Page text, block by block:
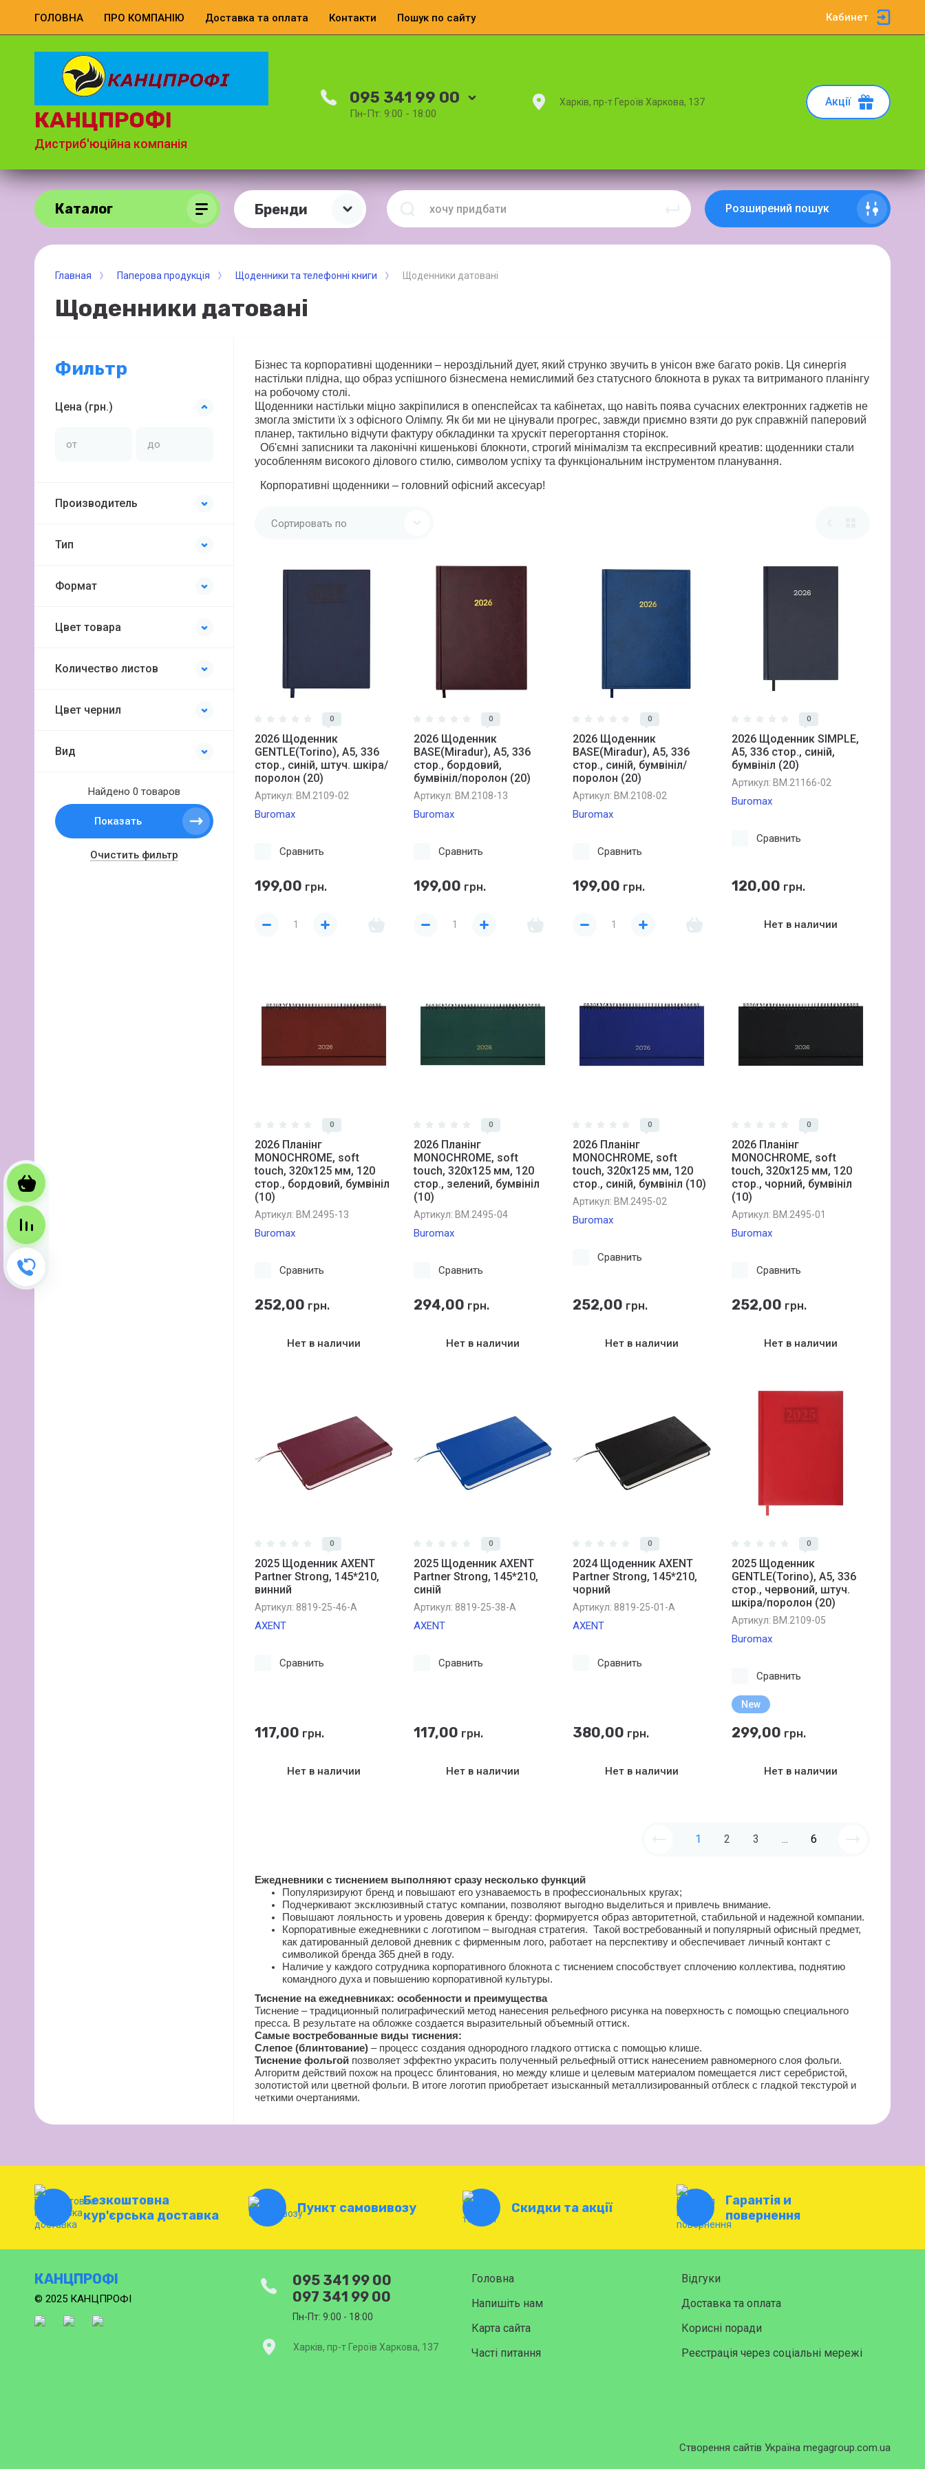
ГОЛОВНА ПРО КОМПАНІЮ Доставка та оплата Контакти Пошук по сайту Кабинет
КАНЦПРОФІ
Дистриб'юційна компанія
095 341 99 00
Пн-Пт: 9:00 - 18:00
Харків, пр-т Героїв Харкова, 137 Акції
Каталог Бренди Розширений пошук
Главная Паперова продукція Щоденники та телефонні книги Щоденники датовані
Щоденники датовані
Фильтр
Цена (грн.)
Производитель
Тип
Формат
Цвет товара
Количество листов
Цвет чернил
Вид
Найдено 0 товаров
Показать
Очистить фильтр
Бізнес та корпоративні щоденники – нероздільний дует, який струнко звучить в унісон вже багато років. Ця синергія
настільки плідна, що образ успішного бізнесмена немислимий без статусного блокнота в руках та витриманого планінгу
на робочому столі.
Щоденники настільки міцно закріпилися в опенспейсах та кабінетах, що навіть поява сучасних електронних гаджетів не
змогла змістити їх з офісного Олімпу. Як би ми не цінували прогрес, завжди приємно взяти до рук справжній паперовий
планер, тактильно відчути фактуру обкладинки та хрускіт перегортання сторінок.
Об'ємні записники та лаконічні кишенькові блокноти, строгий мінімалізм та експресивний креатив: щоденники стали
уособленням високого ділового стилю, символом успіху та функціональним інструментом планування.
Корпоративні щоденники – головний офісний аксесуар!
Сортировать по
0
2026 Щоденник
GENTLE(Torino), A5, 336
стор., синій, штуч. шкіра/
поролон (20)
Артикул: BM.2109-02
Buromax
Сравнить
199,00 грн.
0
2026 Щоденник
BASE(Miradur), A5, 336
стор., бордовий,
бумвініл/поролон (20)
Артикул: BM.2108-13
Buromax
Сравнить
199,00 грн.
0
2026 Щоденник
BASE(Miradur), A5, 336
стор., синій, бумвініл/
поролон (20)
Артикул: BM.2108-02
Buromax
Сравнить
199,00 грн.
0
2026 Щоденник SIMPLE,
A5, 336 стор., синій,
бумвініл (20)
Артикул: BM.21166-02
Buromax
Сравнить
120,00 грн.
Нет в наличии
0
2026 Планiнг
MONOCHROME, soft
touch, 320х125 мм, 120
стор., бордовий, бумвініл
(10)
Артикул: BM.2495-13
Buromax
Сравнить
252,00 грн.
Нет в наличии
0
2026 Планiнг
MONOCHROME, soft
touch, 320х125 мм, 120
стор., зелений, бумвініл
(10)
Артикул: BM.2495-04
Buromax
Сравнить
294,00 грн.
Нет в наличии
0
2026 Планiнг
MONOCHROME, soft
touch, 320х125 мм, 120
стор., синій, бумвініл (10)
Артикул: BM.2495-02
Buromax
Сравнить
252,00 грн.
Нет в наличии
0
2026 Планiнг
MONOCHROME, soft
touch, 320х125 мм, 120
стор., чорний, бумвініл
(10)
Артикул: BM.2495-01
Buromax
Сравнить
252,00 грн.
Нет в наличии
0
2025 Щоденник AXENT
Partner Strong, 145*210,
винний
Артикул: 8819-25-46-A
AXENT
Сравнить
117,00 грн.
Нет в наличии
0
2025 Щоденник AXENT
Partner Strong, 145*210,
синій
Артикул: 8819-25-38-A
AXENT
Сравнить
117,00 грн.
Нет в наличии
0
2024 Щоденник AXENT
Partner Strong, 145*210,
чорний
Артикул: 8819-25-01-A
AXENT
Сравнить
380,00 грн.
Нет в наличии
0
2025 Щоденник
GENTLE(Torino), A5, 336
стор., червоний, штуч.
шкіра/поролон (20)
Артикул: BM.2109-05
Buromax
Сравнить
New
299,00 грн.
Нет в наличии
1 2 3 ... 6
Ежедневники с тиснением выполняют сразу несколько функций
Популяризируют бренд и повышают его узнаваемость в профессиональных кругах;
Подчеркивают эксклюзивный статус компании, позволяют выгодно выделиться и привлечь внимание.
Повышают лояльность и уровень доверия к бренду: формируется образ авторитетной, стабильной и надежной компании.
Корпоративные ежедневники с логотипом – выгодная стратегия. Такой востребованный и популярный офисный предмет,
как датированный деловой дневник с фирменным лого, работает на перспективу и обеспечивает личный контакт с
символикой бренда 365 дней в году.
Наличие у каждого сотрудника корпоративного блокнота с тиснением способствует сплочению коллектива, поднятию
командного духа и повышению корпоративной культуры.
Тиснение на ежедневниках: особенности и преимущества
Тиснение – традиционный полиграфический метод нанесения рельефного рисунка на поверхность с помощью специального
пресса. В результате на обложке создается выразительный объемный оттиск.
Самые востребованные виды тиснения:
Слепое (блинтование) – процесс создания однородного гладкого оттиска с помощью клише.
Тиснение фольгой позволяет эффектно украсить полученный рельефный оттиск нанесением равномерного слоя фольги.
Алгоритм действий похож на процесс блинтования, но между клише и целевым материалом помещается лист серебристой,
золотистой или цветной фольги. В итоге логотип приобретает изысканный металлизированный отблеск с гладкой текстурой и
четкими очертаниями.
Безкоштовна
кур'єрська доставка
Пункт самовивозу Скидки та акції
Гарантія и
повернення
КАНЦПРОФІ
© 2025 КАНЦПРОФІ
095 341 99 00
097 341 99 00
Пн-Пт: 9:00 - 18:00
Харків, пр-т Героїв Харкова, 137
Головна
Відгуки
Напишіть нам
Доставка та оплата
Карта сайта
Корисні поради
Часті питання
Реєстрація через соціальні мережі
Створення сайтів Україна megagroup.com.ua